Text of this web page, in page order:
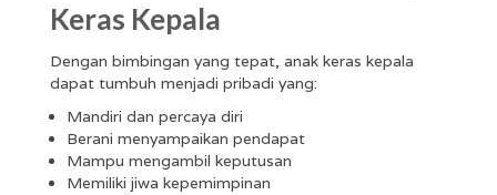
Keras Kepala
Dengan bimbingan yang tepat, anak keras kepala
dapat tumbuh menjadi pribadi yang:
Mandiri dan percaya diri
Berani menyampaikan pendapat
Mampu mengambil keputusan
Memiliki jiwa kepemimpinan